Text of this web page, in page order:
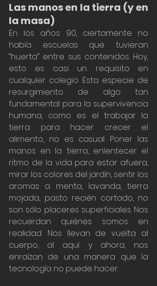
Las manos en la tierra (y en
la masa)
En los años 90, ciertamente no
había escuelas que tuvieran
“huerta” entre sus contenidos. Hoy,
esto es casi un requisito en
cualquier colegio. Esta especie de
resurgimiento de algo tan
fundamental para la supervivencia
humana, como es el trabajar la
tierra para hacer crecer el
alimento, no es casual. Poner las
manos en la tierra, enlentecer el
ritmo de la vida para estar afuera,
mirar los colores del jardín, sentir los
aromas a menta, lavanda, tierra
mojada, pasto recién cortado, no
son sólo placeres superficiales. Nos
recuerdan quiénes somos en
realidad. Nos llevan de vuelta al
cuerpo, al aquí y ahora, nos
enraízan de una manera que la
tecnología no puede hacer.